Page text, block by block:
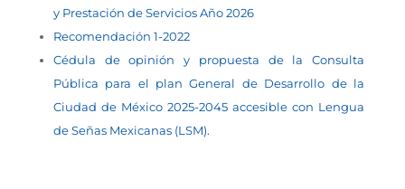
y Prestación de Servicios Año 2026
Recomendación 1-2022
Cédula de opinión y propuesta de la Consulta
Pública para el plan General de Desarrollo de la
Ciudad de México 2025-2045 accesible con Lengua
de Señas Mexicanas (LSM).